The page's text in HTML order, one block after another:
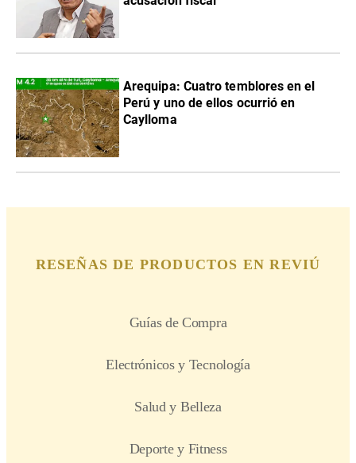
Arequipa: Cuatro temblores en el
Perú y uno de ellos ocurrió en
Caylloma